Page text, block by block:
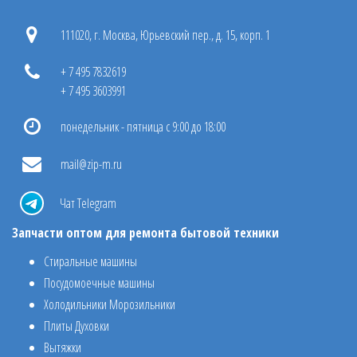
111020, г. Москва, Юрьевский пер., д. 15, корп. 1
+ 7 495 7832619
+ 7 495 3603991
понедельник - пятница с 9:00 до 18:00
mail@zip-m.ru
Чат Telegram
Запчасти оптом для ремонта бытовой техники
Стиральные машины
Посудомоечные машины
Холодильники Морозильники
Плиты Духовки
Вытяжки